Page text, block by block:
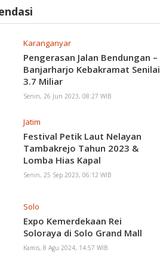
Karanganyar
Pengerasan Jalan Bendungan –
Banjarharjo Kebakramat Senilai
3.7 Miliar
Senin, 26 Jun 2023, 08:27 WIB
Jatim
Festival Petik Laut Nelayan
Tambakrejo Tahun 2023 &
Lomba Hias Kapal
Senin, 25 Sep 2023, 06:12 WIB
Solo
Expo Kemerdekaan Rei
Soloraya di Solo Grand Mall
Kamis, 8 Agu 2024, 14:57 WIB